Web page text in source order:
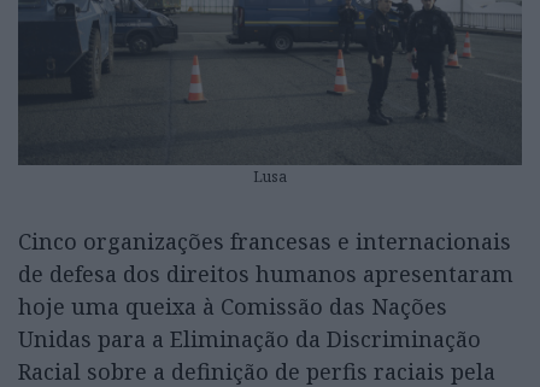
Lusa
Cinco organizações francesas e internacionais
de defesa dos direitos humanos apresentaram
hoje uma queixa à Comissão das Nações
Unidas para a Eliminação da Discriminação
Racial sobre a definição de perfis raciais pela